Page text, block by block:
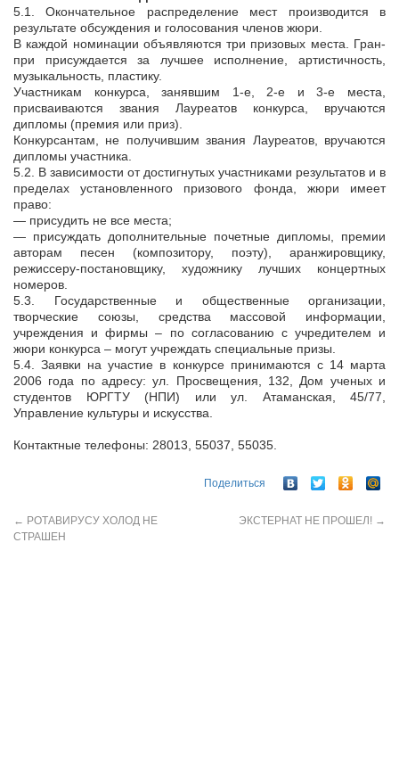
5.1. Окончательное распределение мест производится в
результате обсуждения и голосования членов жюри.
В каждой номинации объявляются три призовых места. Гран-
при присуждается за лучшее исполнение, артистичность,
музыкальность, пластику.
Участникам конкурса, занявшим 1-е, 2-е и 3-е места,
присваиваются звания Лауреатов конкурса, вручаются
дипломы (премия или приз).
Конкурсантам, не получившим звания Лауреатов, вручаются
дипломы участника.
5.2. В зависимости от достигнутых участниками результатов и в
пределах установленного призового фонда, жюри имеет
право:
— присудить не все места;
— присуждать дополнительные почетные дипломы, премии
авторам песен (композитору, поэту), аранжировщику,
режиссеру-постановщику, художнику лучших концертных
номеров.
5.3. Государственные и общественные организации,
творческие союзы, средства массовой информации,
учреждения и фирмы – по согласованию с учредителем и
жюри конкурса – могут учреждать специальные призы.
5.4. Заявки на участие в конкурсе принимаются с 14 марта
2006 года по адресу: ул. Просвещения, 132, Дом ученых и
студентов ЮРГТУ (НПИ) или ул. Атаманская, 45/77,
Управление культуры и искусства.
Контактные телефоны: 28013, 55037, 55035.
Поделиться
← РОТАВИРУСУ ХОЛОД НЕ
СТРАШЕН
ЭКСТЕРНАТ НЕ ПРОШЕЛ! →